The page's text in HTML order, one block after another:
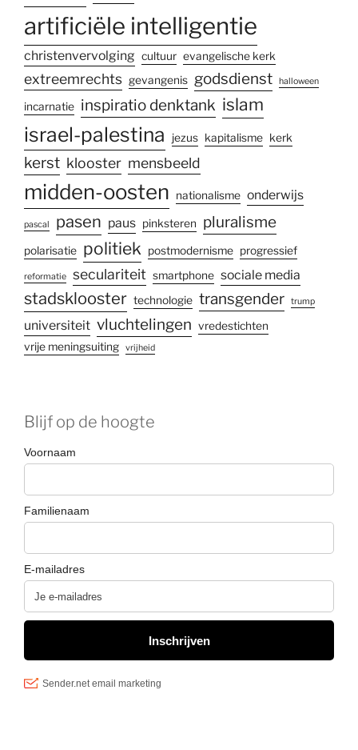
artificiële intelligentie
christenvervolging cultuur evangelische kerk
extreemrechts gevangenis godsdienst halloween
incarnatie inspiratio denktank islam
israel-palestina jezus kapitalisme kerk
kerst klooster mensbeeld
midden-oosten nationalisme onderwijs
pascal pasen paus pinksteren pluralisme
polarisatie politiek postmodernisme progressief
reformatie seculariteit smartphone sociale media
stadsklooster technologie transgender trump
universiteit vluchtelingen vredestichten
vrije meningsuiting
vrijheid
Blijf op de hoogte